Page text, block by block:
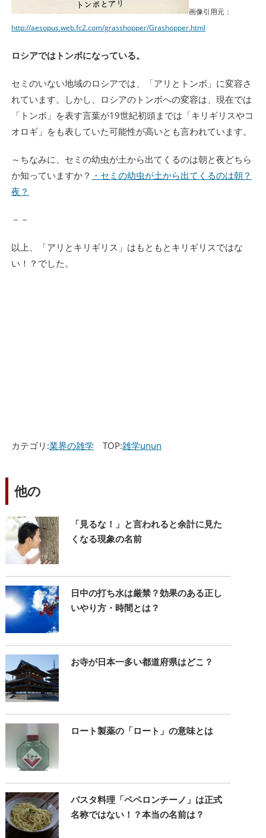
画像引用元：
http://aesopus.web.fc2.com/grasshopper/Grashopper.html
ロシアではトンボになっている。
セミのいない地域のロシアでは、「アリとトンボ」に変容さ
れています。しかし、ロシアのトンボへの変容は、現在では
「トンボ」を表す言葉が19世紀初頭までは「キリギリスやコ
オロギ」をも表していた可能性が高いとも言われています。
～ちなみに、セミの幼虫が土から出てくるのは朝と夜どちら
か知っていますか？ ・セミの幼虫が土から出てくるのは朝？
夜？
－－
以上、「アリとキリギリス」はもともとキリギリスではな
い！？でした。
カテゴリ:業界の雑学TOP:雑学unun
他の
「見るな！」と言われると余計に見た
くなる現象の名前
日中の打ち水は厳禁？効果のある正し
いやり方・時間とは？
お寺が日本一多い都道府県はどこ？
ロート製薬の「ロート」の意味とは
パスタ料理「ペペロンチーノ」は正式
名称ではない！？本当の名前は？